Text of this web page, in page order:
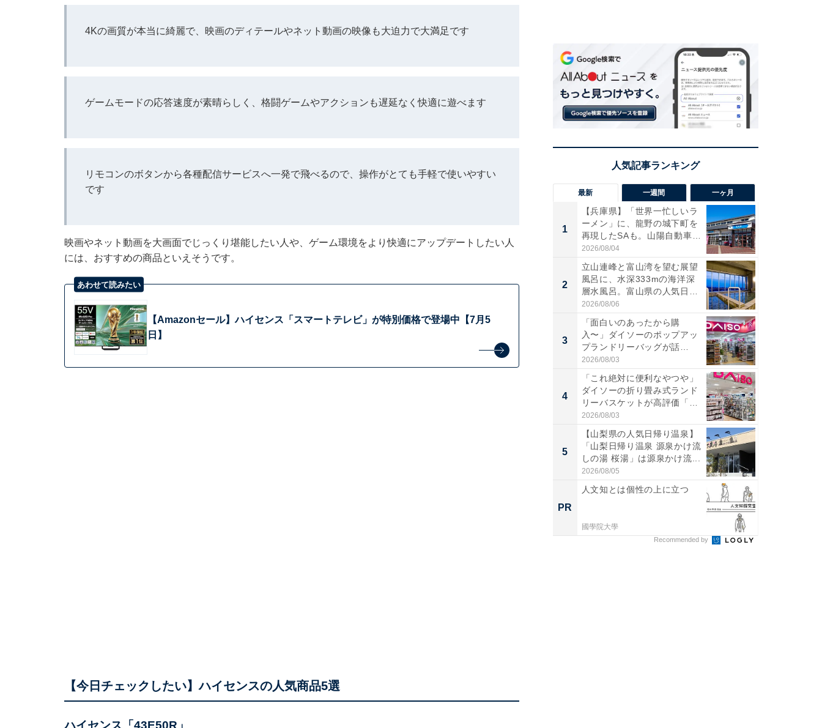
4Kの画質が本当に綺麗で、映画のディテールやネット動画の映像も大迫力で大満足です
ゲームモードの応答速度が素晴らしく、格闘ゲームやアクションも遅延なく快適に遊べます
リモコンのボタンから各種配信サービスへ一発で飛べるので、操作がとても手軽で使いやすい
です
映画やネット動画を大画面でじっくり堪能したい人や、ゲーム環境をより快適にアップデートしたい人
には、おすすめの商品といえそうです。
あわせて読みたい
【Amazonセール】ハイセンス「スマートテレビ」が特別価格で登場中【7月5
日】
【今日チェックしたい】ハイセンスの人気商品5選
ハイセンス「43E50R」
最新 一週間 一ヶ月
1
【兵庫県】「世界一忙しいラ
ーメン」に、龍野の城下町を
再現したSAも。山陽自動車
道...
2026/08/04
2
立山連峰と富山湾を望む展望
風呂に、水深333mの海洋深
層水風呂。富山県の人気日
帰...
2026/08/06
3
「面白いのあったから購
入〜」ダイソーのポップアッ
プランドリーバッグが話
題。“さま...
2026/08/03
4
「これ絶対に便利なやつや」
ダイソーの折り畳み式ランド
リーバスケットが高評価「使
わ...
2026/08/03
5
【山梨県の人気日帰り温泉】
「山梨日帰り温泉 源泉かけ流
しの湯 桜湯」は源泉かけ流...
2026/08/05
PR
人文知とは個性の上に立つ
國學院大學
Recommended by